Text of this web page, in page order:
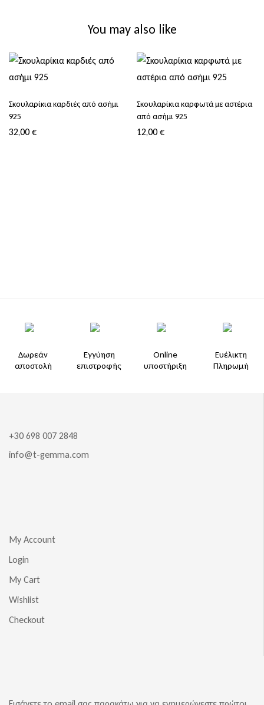
You may also like
Σκουλαρίκια καρδιές από ασήμι
925
32,00€
Σκουλαρίκια καρφωτά με αστέρια
από ασήμι 925
12,00€
Δωρεάν
αποστολή
Εγγύηση
επιστροφής
Online
υποστήριξη
Ευέλικτη
Πληρωμή
+30 698 007 2848
info@t-gemma.com
My Account
Login
My Cart
Wishlist
Checkout